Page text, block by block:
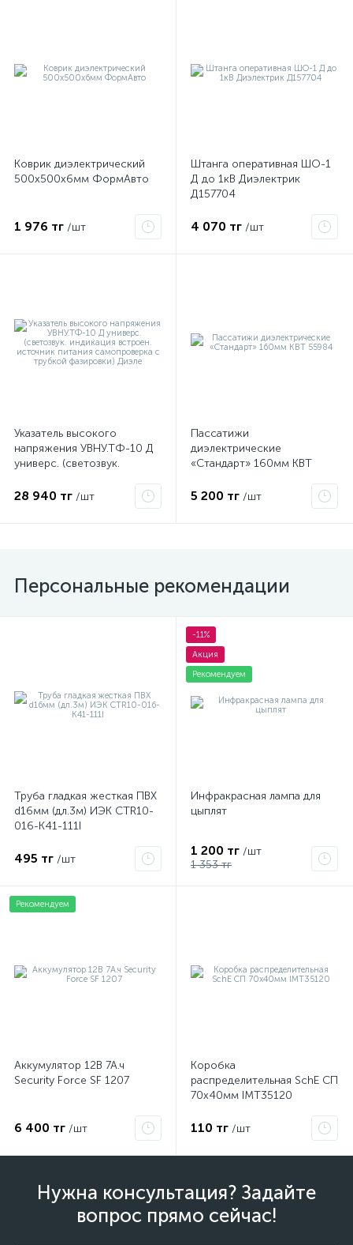
Коврик диэлектрический
500х500х6мм ФормАвто
1 976 тг /шт
Штанга оперативная ШО-1
Д до 1кВ Диэлектрик
Д157704
4 070 тг /шт
Указатель высокого
напряжения УВНУ.ТФ-10 Д
универс. (светозвук.
источник питания
самопроверка с трубкой
28 940 тг /шт
Пассатижи
диэлектрические
«Стандарт» 160мм КВТ
5 200 тг /шт
Персональные рекомендации
Труба гладкая жесткая ПВХ
d16мм (дл.3м) ИЭК CTR10-
016-K41-111I
495 тг /шт
-11%
Акция
Рекомендуем
Инфракрасная лампа для
цыплят
1 200 тг /шт
1 353 тг
Рекомендуем
Аккумулятор 12В 7А.ч
Security Force SF 1207
6 400 тг /шт
Коробка
распределительная SchE СП
70х40мм IMT35120
110 тг /шт
Нужна консультация? Задайте
вопрос прямо сейчас!